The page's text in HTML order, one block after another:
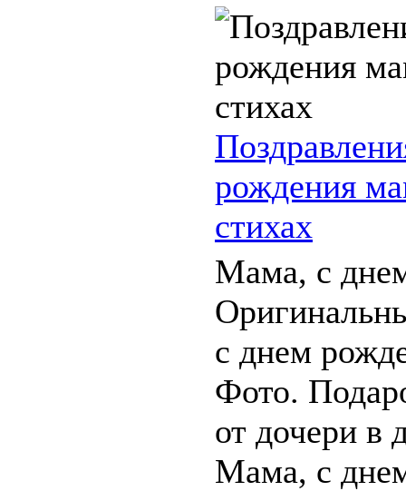
рождения
стихах
Мама, с
с днем
Фото.
от дочери в
Мама, с